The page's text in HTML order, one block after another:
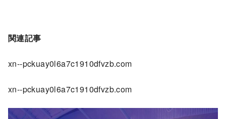
関連記事
xn--pckuay0l6a7c1910dfvzb.com
xn--pckuay0l6a7c1910dfvzb.com